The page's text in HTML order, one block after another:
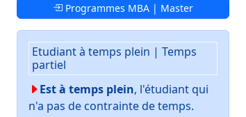
Programmes MBA | Master
Etudiant à temps plein | Temps
partiel
Est à temps plein, l'étudiant qui
n'a pas de contrainte de temps.